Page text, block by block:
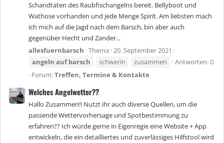
Schandtaten des Raubfischangelns bereit. Bellyboot und
Wathose vorhanden und jede Menge Spirit. Am liebsten mach
ich mich auf die Jagd nach dem Barsch, bin aber auch
gegenüber Hecht und Zander...
allesfuernbarsch Thema 20. September 2021
angeln auf barsch schwerin zusammen
Antworten: 0
Forum:Treffen, Termine & Kontakte
Welches Angelwetter??
Hallo Zusammen!! Nutzt ihr auch diverse Quellen, um die
passende Wettervorhersage und Spotbestimmung zu
erfahren?? Ich würde gerne in Eigenregie eine Website + App
entwickeln, die ein detailliertes und zuverlässiges Hilfstool wird